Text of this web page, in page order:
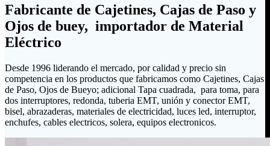
Fabricante de Cajetines, Cajas de Paso y
Ojos de buey, importador de Material
Eléctrico
Desde 1996 liderando el mercado, por calidad y precio sin
competencia en los productos que fabricamos como Cajetines, Cajas
de Paso, Ojos de Bueyo; adicional Tapa cuadrada, para toma, para
dos interruptores, redonda, tuberia EMT, unión y conector EMT,
bisel, abrazaderas, materiales de electricidad, luces led, interruptor,
enchufes, cables electricos, solera, equipos electronicos.